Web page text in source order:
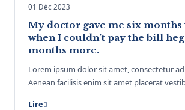
01 Déc 2023
My doctor gave me six months
when I couldn’t pay the bill
months more.
Lorem ipsum dolor sit amet, consectetur
Aenean facilisis enim sit amet placerat
Lire